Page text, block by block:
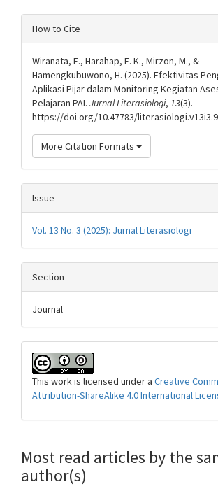
Article
Details
How to Cite
Wiranata, E., Harahap, E. K., Mirzon, M., &
Hamengkubuwono, H. (2025). Efektivitas
Aplikasi Pijar dalam Monitoring Kegiatan
Pelajaran PAI. Jurnal Literasiologi, 13(3).
https://doi.org/10.47783/
More Citation Formats
Issue
Vol. 13 No. 3 (2025): Jurnal Literasiologi
Section
Journal
This work is licensed under a Creative
Attribution-ShareAlike 4.0 International
Most read articles by the
author(s)